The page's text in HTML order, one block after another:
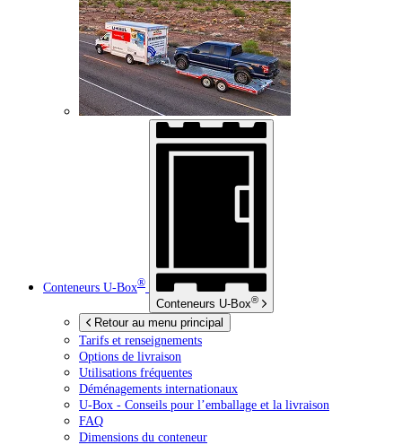
Conteneurs U-Box®
Conteneurs U-Box®
Retour au menu principal
Tarifs et renseignements
Options de livraison
Utilisations fréquentes
Déménagements internationaux
U-Box - Conseils pour l’emballage et la livraison
FAQ
Dimensions du conteneur